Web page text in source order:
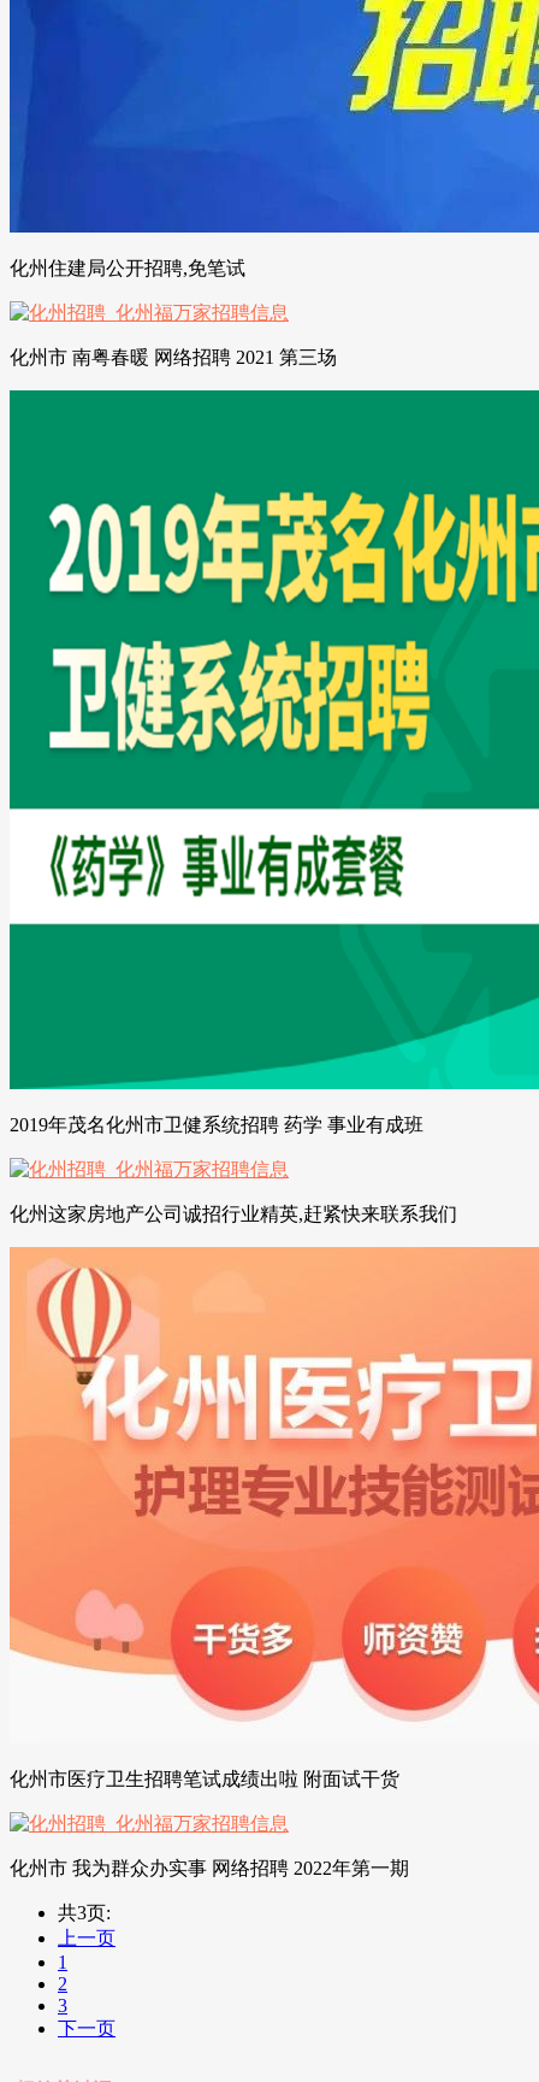
化州住建局公开招聘,免笔试
化州市 南粤春暖 网络招聘 2021 第三场
2019年茂名化州市卫健系统招聘 药学 事业有成班
化州这家房地产公司诚招行业精英,赶紧快来联系我们
化州市医疗卫生招聘笔试成绩出啦 附面试干货
化州市 我为群众办实事 网络招聘 2022年第一期
共3页:
上一页
1
2
3
下一页